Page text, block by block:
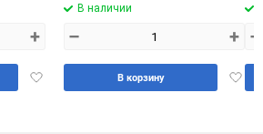
+
Добавить
В наличии
– +
В корзину
–